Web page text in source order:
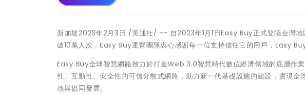
新加坡2023年2月3日 /美通社/ -- 自2023年1月1日Easy Buy正式登陸台灣
破10萬人次，Easy Buy運營團隊衷心感謝每一位支持信任它的用戶，Easy
Easy Buy全球智慧網路致力於打造Web 3.0智慧時代數位經濟領域的底層作
性、互動性、安全性的可信分散式網路，助力新一代基礎設施的建設，實現
地與協同發展。